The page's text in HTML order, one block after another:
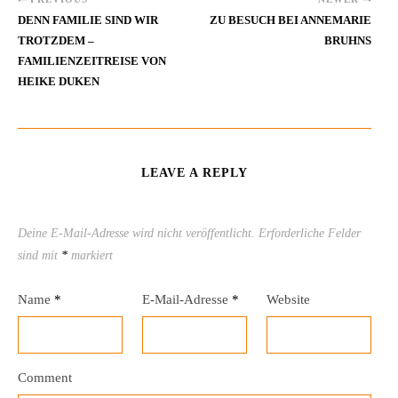
DENN FAMILIE SIND WIR
TROTZDEM –
FAMILIENZEITREISE VON
HEIKE DUKEN
ZU BESUCH BEI ANNEMARIE
BRUHNS
LEAVE A REPLY
Deine E-Mail-Adresse wird nicht veröffentlicht. Erforderliche Felder
sind mit * markiert
Name * E-Mail-Adresse * Website
Comment